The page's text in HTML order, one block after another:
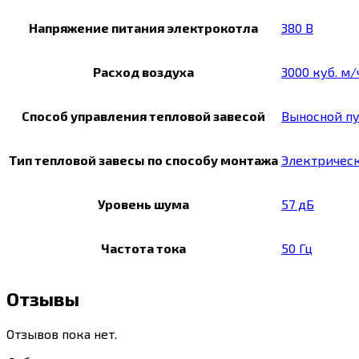
Напряжение питания электрокотла 380 В
Расход воздуха 3000 куб. м/
Способ управления тепловой завесой Выносной
Тип тепловой завесы по способу монтажа
Уровень шума 57 дБ
Частота тока 50 Гц
Отзывы
Отзывов пока нет.